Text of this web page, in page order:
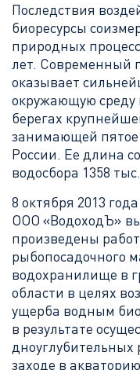
Последствия
биоресурсы
природных
лет. Современный
оказывает
окружающую
берегах
занимающей пятое
России. Ее длина
водосбора 1358
8 октября 2013
ООО «ВодоходЪ»
произведены
рыбопосадочного
водохранилище в
области в целях
ущерба водным
в результате
дноуглубительных
заходе в